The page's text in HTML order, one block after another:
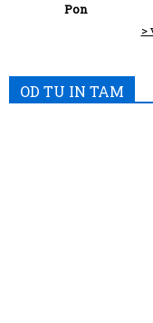
Pon
>
OD TU IN TAM